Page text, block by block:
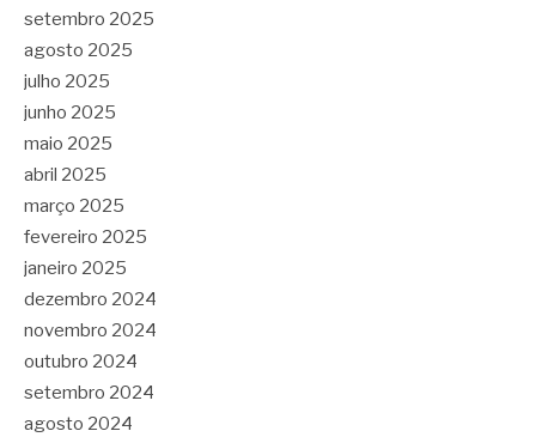
setembro 2025
agosto 2025
julho 2025
junho 2025
maio 2025
abril 2025
março 2025
fevereiro 2025
janeiro 2025
dezembro 2024
novembro 2024
outubro 2024
setembro 2024
agosto 2024